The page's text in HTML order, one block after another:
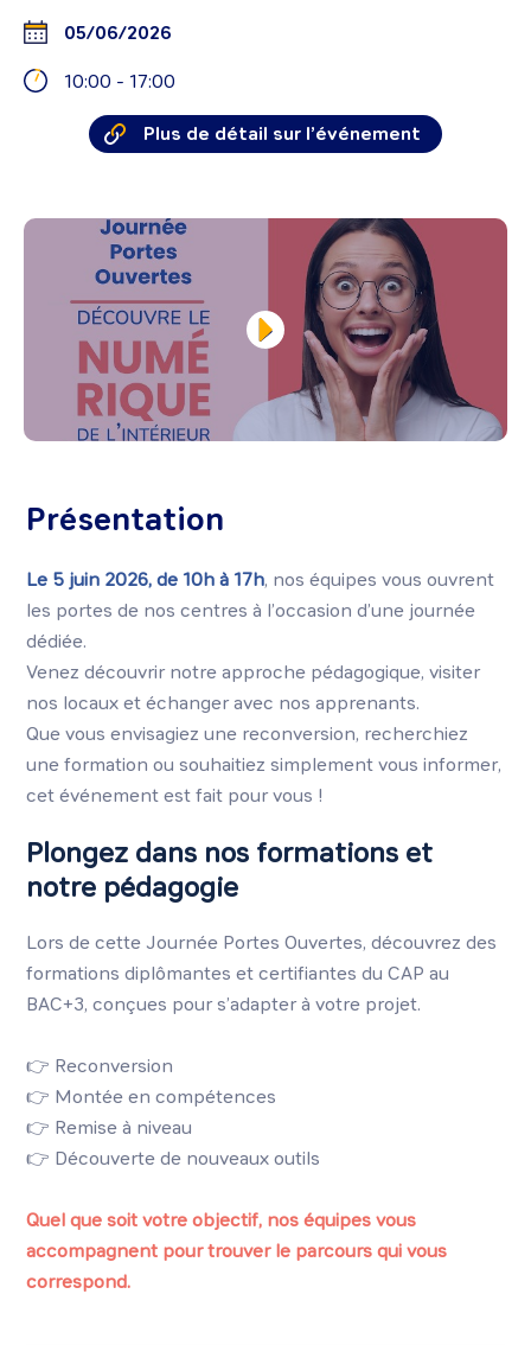
05/06/2026
10:00 - 17:00
Plus de détail sur l’événement
Présentation
Le 5 juin 2026, de 10h à 17h, nos équipes vous ouvrent
les portes de nos centres à l’occasion d’une journée
dédiée.
Venez découvrir notre approche pédagogique, visiter
nos locaux et échanger avec nos apprenants.
Que vous envisagiez une reconversion, recherchiez
une formation ou souhaitiez simplement vous informer,
cet événement est fait pour vous !
Plongez dans nos formations et
notre pédagogie
Lors de cette Journée Portes Ouvertes, découvrez des
formations diplômantes et certifiantes du CAP au
BAC+3, conçues pour s’adapter à votre projet.
👉 Reconversion
👉 Montée en compétences
👉 Remise à niveau
👉 Découverte de nouveaux outils
Quel que soit votre objectif, nos équipes vous
accompagnent pour trouver le parcours qui vous
correspond.